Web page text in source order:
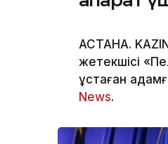
АСТАНА.
жетекшісі
ұстаған
News.